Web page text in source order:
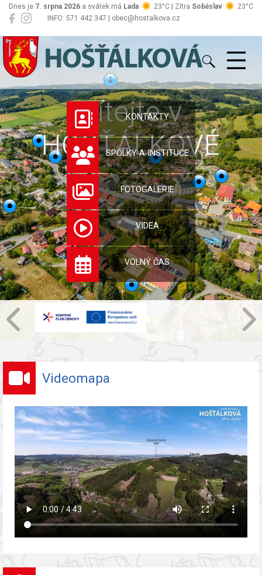
INFO: 571 442 347 | obec@hostalkova.cz
Dnes je 7. srpna 2026 a svátek má Lada 23°C | Zítra Soběslav 23°C
Hošťálková
Vítejte v
HOŠŤÁLKOVÉ
KONTAKTY
SPOLKY A INSTITUCE
FOTOGALERIE
VIDEA
VOLNÝ ČAS
Videomapa